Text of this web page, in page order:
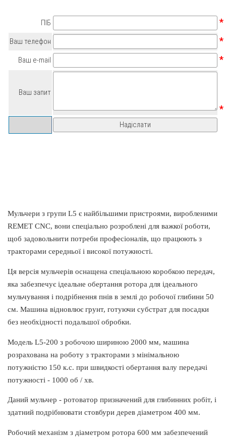
ПІБ *
Ваш телефон *
Ваш e-mail *
Ваш запит
*
Мульчери з групи L5 є найбільшими пристроями, виробленими
REMET CNC, вони спеціально розроблені для важкої роботи,
щоб задовольнити потреби професіоналів, що працюють з
тракторами середньої і високої потужності.
Ця версія мульчерів оснащена спеціальною коробкою передач,
яка забезпечує ідеальне обертання ротора для ідеального
мульчування і подрібнення пнів в землі до робочої глибини 50
см. Машина відновлює грунт, готуючи субстрат для посадки
без необхідності подальшої обробки.
Модель L5-200 з робочою шириною 2000 мм, машина
розрахована на роботу з тракторами з мінімальною
потужністю 150 к.с. при швидкості обертання валу передачі
потужності - 1000 об / хв.
Даний мульчер - ротоватор призначений для глибинних робіт, і
здатний подрібнювати стовбури дерев діаметром 400 мм.
Робочий механізм з діаметром ротора 600 мм забезпечений